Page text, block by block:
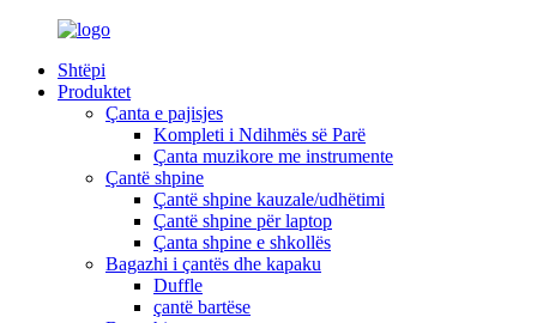
Shtëpi
Produktet
Çanta e pajisjes
Kompleti i Ndihmës së Parë
Çanta muzikore me instrumente
Çantë shpine
Çantë shpine kauzale/udhëtimi
Çantë shpine për laptop
Çanta shpine e shkollës
Bagazhi i çantës dhe kapaku
Duffle
çantë bartëse